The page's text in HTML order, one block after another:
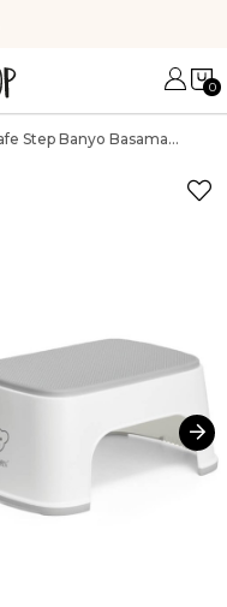
0
BabyBjörn Klozet Adaptörü & Safe Step Banyo Basamağı / White Grey